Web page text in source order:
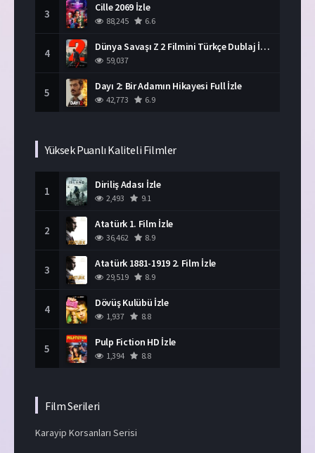
3 Cille 2069 İzle
88,245 6.6
4 Dünya Savaşı Z 2 Filmini Türkçe Dublaj İzle
59,037
5 Dayı 2: Bir Adamın Hikayesi Full İzle
42,773 6.9
Yüksek Puanlı Kaliteli Filmler
1 Diriliş Adası İzle
2,493 9.1
2 Atatürk 1. Film İzle
36,462 8.9
3 Atatürk 1881-1919 2. Film İzle
29,519 8.9
4 Dövüş Kulübü İzle
1,937 8.8
5 Pulp Fiction HD İzle
1,394 8.8
Film Serileri
Karayip Korsanları Serisi